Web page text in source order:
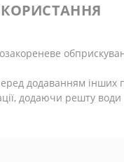
додаванням інших
додаючи решту